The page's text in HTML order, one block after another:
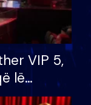
VIP 5,
lë
për